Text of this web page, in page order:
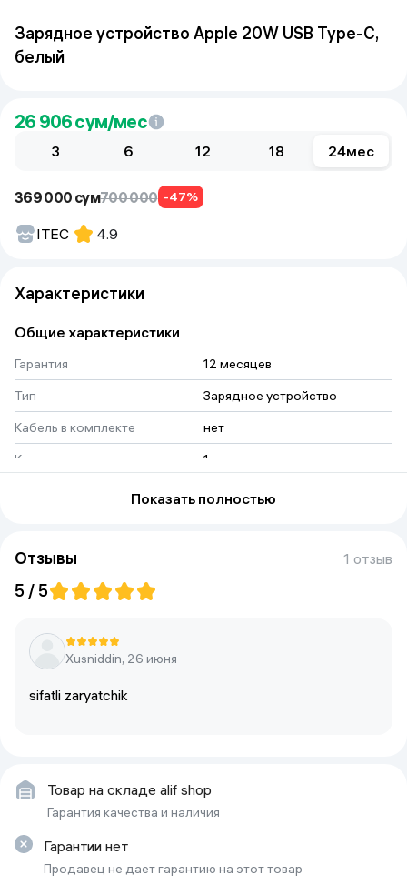
Зарядное устройство Apple 20W USB Type-С,
белый
26 906сум/мес
3 6 12 18 24мес
369 000 сум700 000 -47%
ITEC 4.9
Характеристики
Общие характеристики
Гарантия
12 месяцев
Тип
Зарядное устройство
Кабель в комплекте
нет
Количество разъемов
1
Показать полностью
Отзывы 1 отзыв
5 / 5
Xusniddin, 26 июня
sifatli zaryatchik
Товар на складе alif shop
Гарантия качества и наличия
Гарантии нет
Продавец не дает гарантию на этот товар